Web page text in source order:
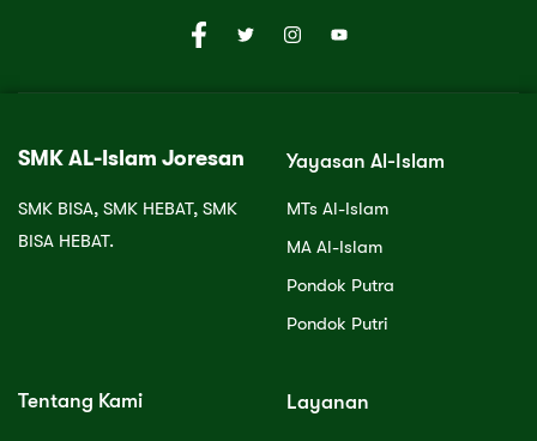
SMK AL-Islam Joresan
SMK BISA, SMK HEBAT, SMK
BISA HEBAT.
Yayasan Al-Islam
MTs Al-Islam
MA Al-Islam
Pondok Putra
Pondok Putri
Tentang Kami Layanan